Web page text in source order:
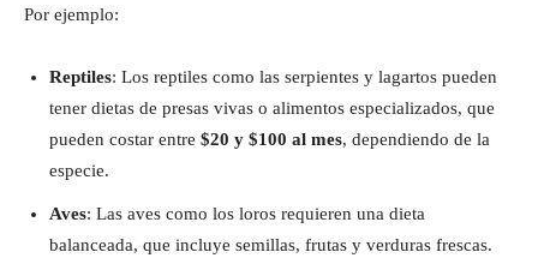
Por ejemplo:
Reptiles: Los reptiles como las serpientes y lagartos pueden
tener dietas de presas vivas o alimentos especializados, que
pueden costar entre $20 y $100 al mes, dependiendo de la
especie.
Aves: Las aves como los loros requieren una dieta
balanceada, que incluye semillas, frutas y verduras frescas.